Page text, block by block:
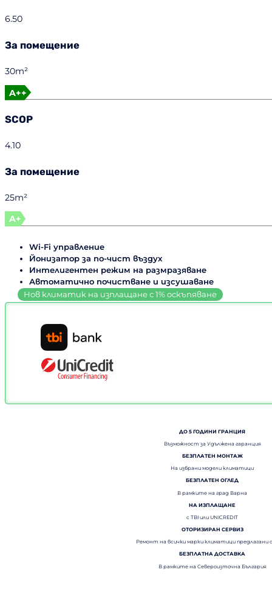
6.50
За помещение
30m²
A++
SCOP
4.10
За помещение
25m²
A+
Wi-Fi управление
Йонизатор за по-чист въздух
Интелигентен режим на размразяване
Автоматично почистване и изсушаване
ДО 5 ГОДИНИ ГРАНЦИЯ
Възможност за Удължена гаранция
БЕЗПЛАТЕН МОНТАЖ
На избрани модели климатици
БЕЗПЛАТЕН ОГЛЕД
В рамките на град Варна
НА ИЗПЛАЩАНЕ
с TBI или UNICREDIT
ОТОРИЗИРАН СЕРВИЗ
Ремонт на всички марки климатици предлагани
БЕЗПЛАТНА ДОСТАВКА
В рамките на Североизточна България